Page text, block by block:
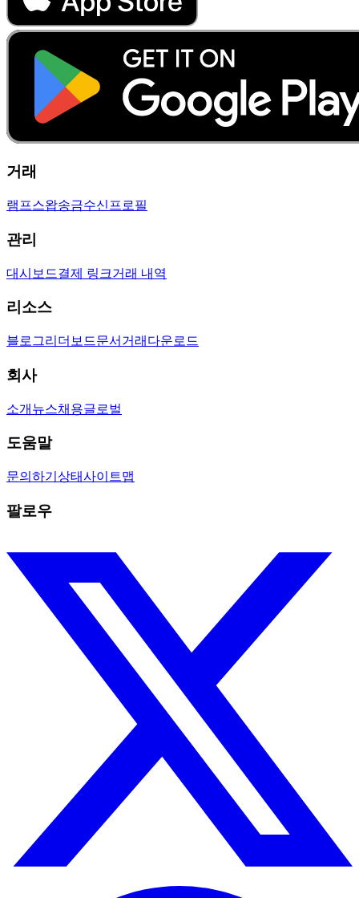
거래
램프스왑송금수신 프로필
관리
대시보드결제 링크거래 내역
리소스
블로그리더보드문서 거래 다운로드
회사
소개 뉴스채용글로벌
도움말
문의하기 상태사이트맵
팔로우